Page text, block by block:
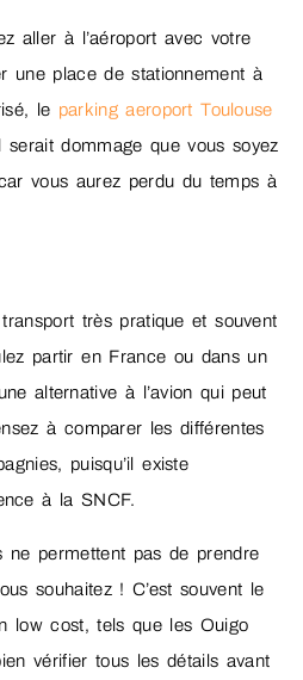
aller à l’aéroport avec votre
une place de stationnement à
le parking aeroport Toulouse
dommage que vous soyez
vous aurez perdu du temps à
très pratique et souvent
partir en France ou dans un
alternative à l’avion qui peut
à comparer les différentes
puisqu’il existe
à la SNCF.
ne permettent pas de prendre
souhaitez ! C’est souvent le
low cost, tels que les Ouigo
vérifier tous les détails avant